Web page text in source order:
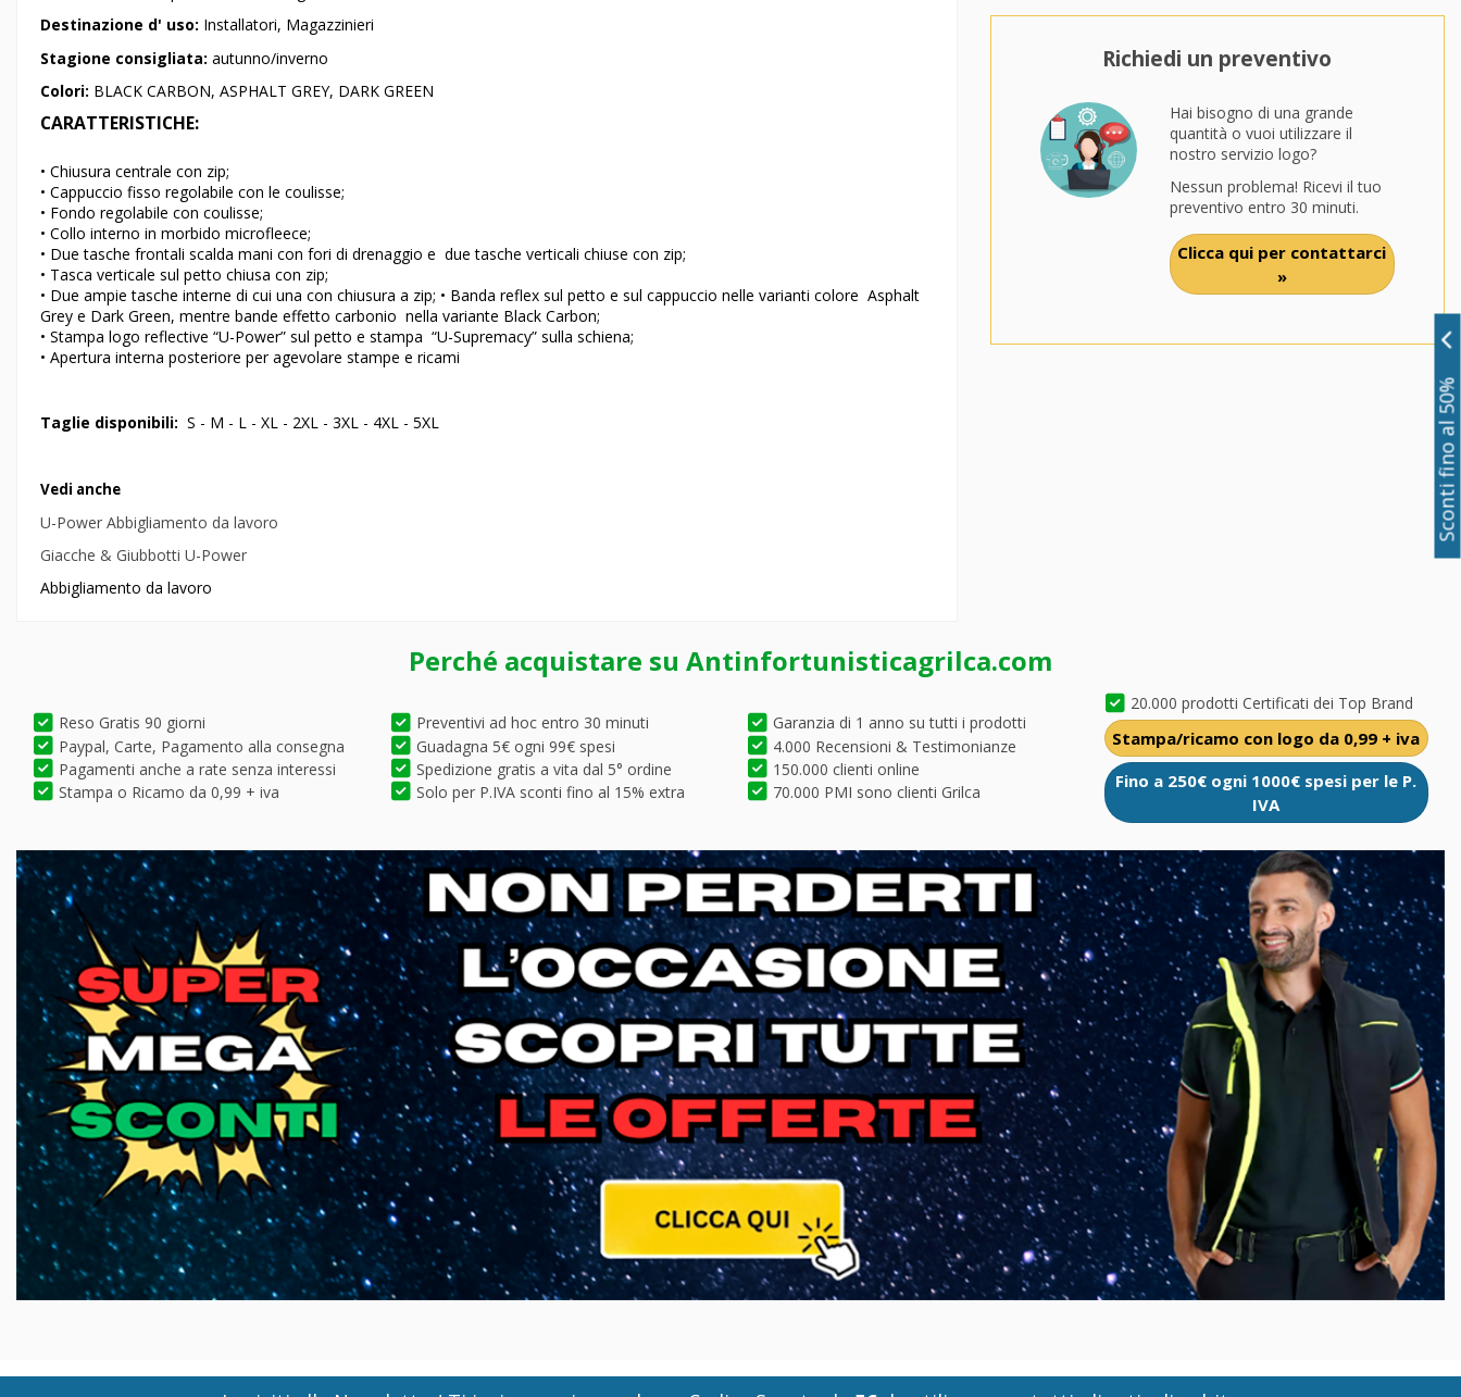
Destinazione d' uso: Installatori, Magazzinieri
Stagione consigliata: autunno/inverno
Colori: BLACK CARBON, ASPHALT GREY, DARK GREEN
CARATTERISTICHE:
• Chiusura centrale con zip;
• Cappuccio fisso regolabile con le coulisse;
• Fondo regolabile con coulisse;
• Collo interno in morbido microfleece;
• Due tasche frontali scalda mani con fori di drenaggio e due tasche verticali chiuse con zip;
• Tasca verticale sul petto chiusa con zip;
• Due ampie tasche interne di cui una con chiusura a zip; • Banda reflex sul petto e sul cappuccio nelle varianti colore Asphalt
Grey e Dark Green, mentre bande effetto carbonio nella variante Black Carbon;
• Stampa logo reflective “U-Power” sul petto e stampa “U-Supremacy” sulla schiena;
• Apertura interna posteriore per agevolare stampe e ricami
Taglie disponibili: S - M - L - XL - 2XL - 3XL - 4XL - 5XL
Vedi anche
U-Power Abbigliamento da lavoro
Giacche & Giubbotti U-Power
Abbigliamento da lavoro
Richiedi un preventivo
Hai bisogno di una grande
quantità o vuoi utilizzare il
nostro servizio logo?
Nessun problema! Ricevi il tuo
preventivo entro 30 minuti.
Clicca qui per contattarci
»
Perché acquistare su Antinfortunisticagrilca.com
Reso Gratis 90 giorni
Paypal, Carte, Pagamento alla consegna
Pagamenti anche a rate senza interessi
Stampa o Ricamo da 0,99 + iva
Preventivi ad hoc entro 30 minuti
Guadagna 5€ ogni 99€ spesi
Spedizione gratis a vita dal 5° ordine
Solo per P.IVA sconti fino al 15% extra
Garanzia di 1 anno su tutti i prodotti
4.000 Recensioni & Testimonianze
150.000 clienti online
70.000 PMI sono clienti Grilca
20.000 prodotti Certificati dei Top Brand
Stampa/ricamo con logo da 0,99 + iva
Fino a 250€ ogni 1000€ spesi per le P.
IVA
Sconti fino al 50%